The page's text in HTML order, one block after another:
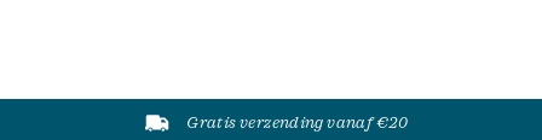
Gratis verzending vanaf €20